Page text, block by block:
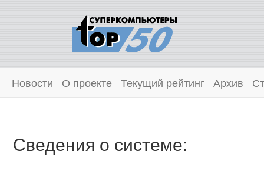
Новости О проекте Текущий рейтинг Архив
Сведения о системе: